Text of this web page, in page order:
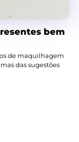
bem
de maquilhagem
das sugestões